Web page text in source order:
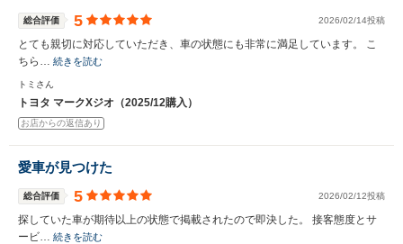
総合評価 5 2026/02/14投稿
とても親切に対応していただき、車の状態にも非常に満足しています。 こ
ちら… 続きを読む
トミさん
トヨタ マークXジオ（2025/12購入）
お店からの返信あり
愛車が見つけた
総合評価 5 2026/02/12投稿
探していた車が期待以上の状態で掲載されたので即決した。 接客態度とサ
ービ… 続きを読む